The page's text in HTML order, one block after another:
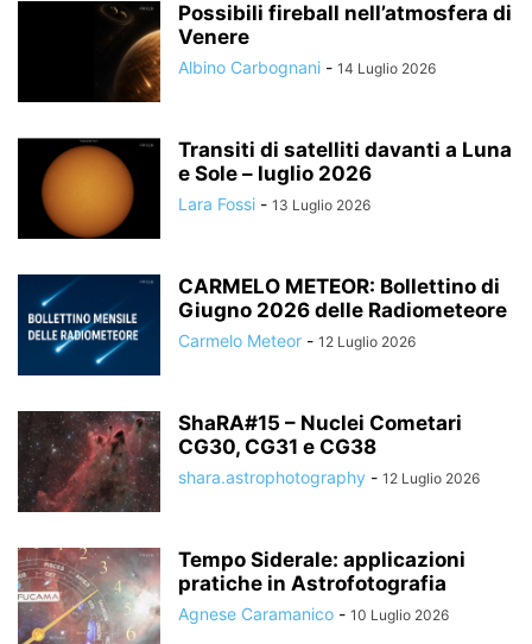
Possibili fireball nell’atmosfera di
Venere
Albino Carbognani - 14 Luglio 2026
Transiti di satelliti davanti a Luna
e Sole – luglio 2026
Lara Fossi - 13 Luglio 2026
CARMELO METEOR: Bollettino di
Giugno 2026 delle Radiometeore
Carmelo Meteor - 12 Luglio 2026
ShaRA#15 – Nuclei Cometari
CG30, CG31 e CG38
shara.astrophotography - 12 Luglio 2026
Tempo Siderale: applicazioni
pratiche in Astrofotografia
Agnese Caramanico - 10 Luglio 2026